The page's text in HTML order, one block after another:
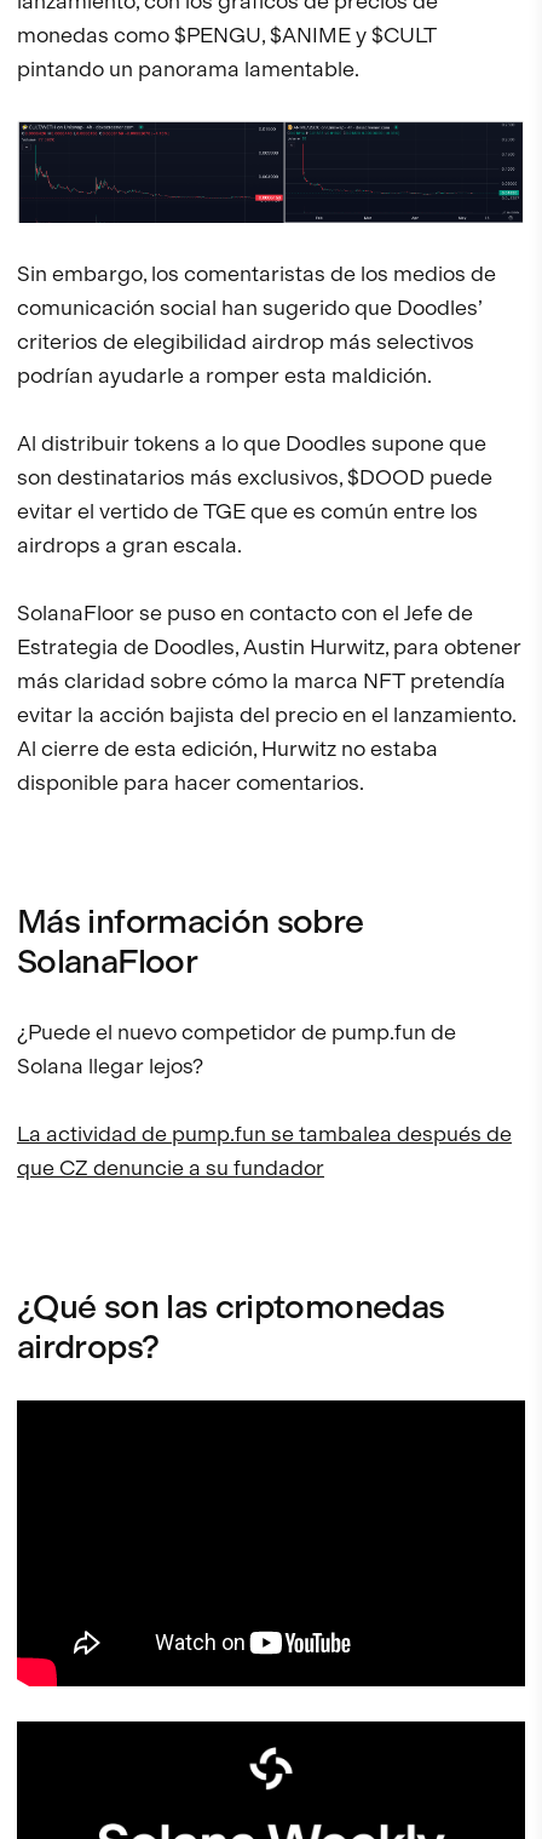
monedas como $PENGU, $ANIME y $CULT
pintando un panorama lamentable.
Sin embargo, los comentaristas de los medios de
comunicación social han sugerido que Doodles’
criterios de elegibilidad airdrop más selectivos
podrían ayudarle a romper esta maldición.
Al distribuir tokens a lo que Doodles supone que
son destinatarios más exclusivos, $DOOD puede
evitar el vertido de TGE que es común entre los
airdrops a gran escala.
SolanaFloor se puso en contacto con el Jefe de
Estrategia de Doodles, Austin Hurwitz, para obtener
más claridad sobre cómo la marca NFT pretendía
evitar la acción bajista del precio en el lanzamiento.
Al cierre de esta edición, Hurwitz no estaba
disponible para hacer comentarios.
Más información sobre
SolanaFloor
¿Puede el nuevo competidor de pump.fun de
Solana llegar lejos?
La actividad de pump.fun se tambalea después de
que CZ denuncie a su fundador
¿Qué son las criptomonedas
airdrops?